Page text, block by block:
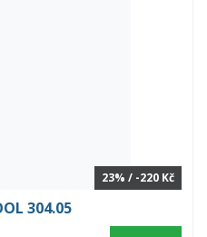
23% / -220 Kč
304.05